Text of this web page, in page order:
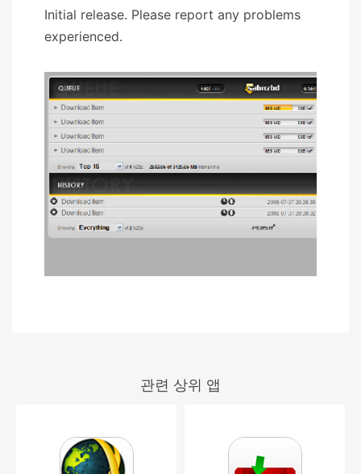
Initial release. Please report any problems
experienced.
관련 상위 앱